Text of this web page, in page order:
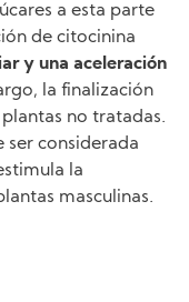
a esta parte
de citocinina
y una aceleración
la finalización
no tratadas.
ser considerada
la
masculinas.